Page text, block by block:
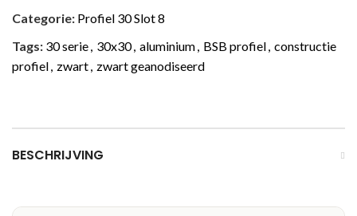
Categorie: Profiel 30 Slot 8
Tags: 30 serie, 30x30, aluminium, BSB profiel, constructie
profiel, zwart, zwart geanodiseerd
BESCHRIJVING